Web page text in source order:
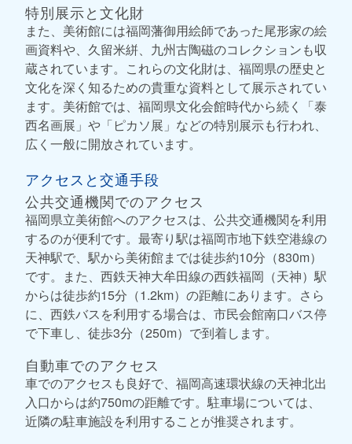
特別展示と文化財
また、美術館には福岡藩御用絵師であった尾形家の絵
画資料や、久留米絣、九州古陶磁のコレクションも収
蔵されています。これらの文化財は、福岡県の歴史と
文化を深く知るための貴重な資料として展示されてい
ます。美術館では、福岡県文化会館時代から続く「泰
西名画展」や「ピカソ展」などの特別展示も行われ、
広く一般に開放されています。
アクセスと交通手段
公共交通機関でのアクセス
福岡県立美術館へのアクセスは、公共交通機関を利用
するのが便利です。最寄り駅は福岡市地下鉄空港線の
天神駅で、駅から美術館までは徒歩約10分（830m）
です。また、西鉄天神大牟田線の西鉄福岡（天神）駅
からは徒歩約15分（1.2km）の距離にあります。さら
に、西鉄バスを利用する場合は、市民会館南口バス停
で下車し、徒歩3分（250m）で到着します。
自動車でのアクセス
車でのアクセスも良好で、福岡高速環状線の天神北出
入口からは約750mの距離です。駐車場については、
近隣の駐車施設を利用することが推奨されます。